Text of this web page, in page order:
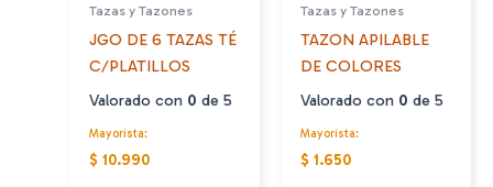
la
página
de
producto
Tazas y Tazones
JGO DE 6 TAZAS TÉ
C/PLATILLOS
Valorado con 0 de 5
Mayorista:
$ 10.990
Tazas y Tazones
TAZON APILABLE
DE COLORES
Valorado con 0 de 5
Mayorista:
$ 1.650